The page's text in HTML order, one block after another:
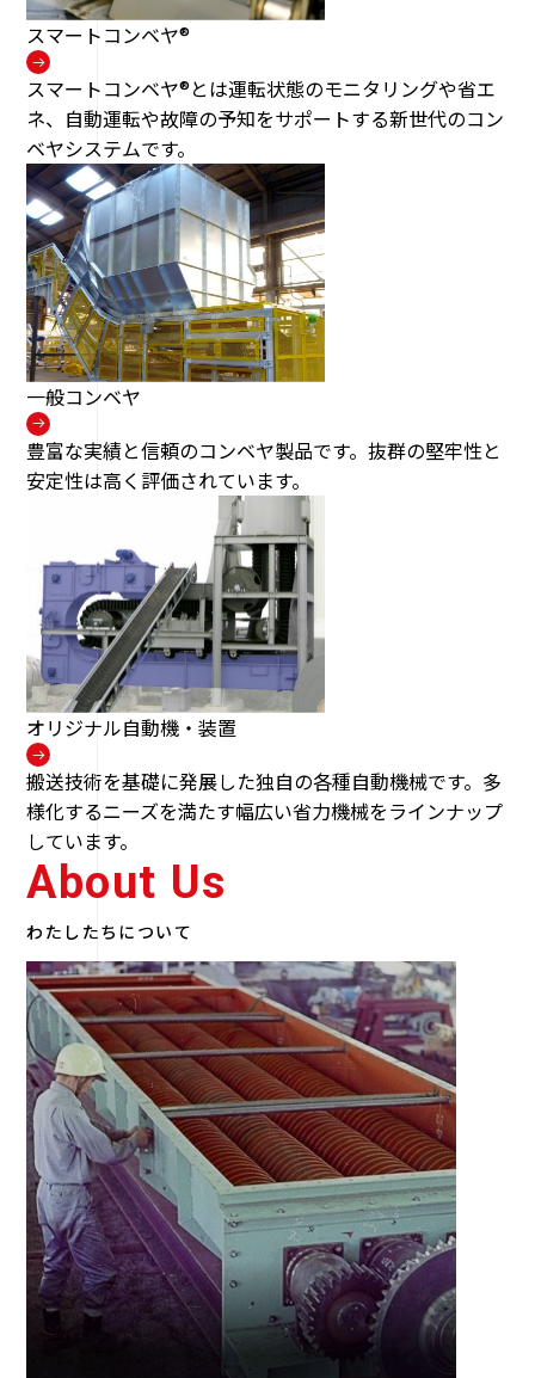
スマートコンベヤ®
スマートコンベヤ®とは運転状態のモニタリングや省エ
ネ、自動運転や故障の予知をサポートする新世代のコン
ベヤシステムです。
一般コンベヤ
豊富な実績と信頼のコンベヤ製品です。抜群の堅牢性と
安定性は高く評価されています。
オリジナル自動機・装置
搬送技術を基礎に発展した独自の各種自動機械です。多
様化するニーズを満たす幅広い省力機械をラインナップ
しています。
About Us
わたしたちについて